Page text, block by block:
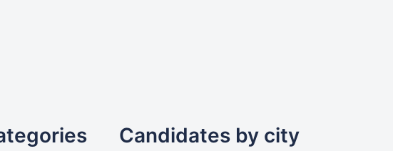
Candidates by city